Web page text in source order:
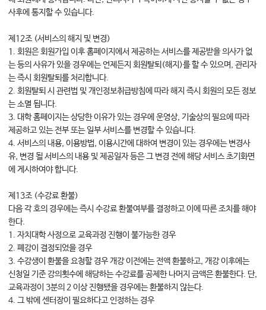
사후에 통지할 수 있습니다.
제12조 (서비스의 해지 및 변경)
1. 회원은 회원가입 이후 홈페이지에서 제공하는 서비스를 제공받을 의사가 없
는 등의 사유가 있을 경우에는 언제든지 회원탈퇴(해지)를 할 수 있으며, 관리자
는 즉시 회원탈퇴를 처리합니다.
2. 회원탈퇴 시 관련법 및 개인정보취급방침에 따라 해지 즉시 회원의 모든 정보
는 소멸 됩니다.
3. 대학 홈페이지는 상당한 이유가 있는 경우에 운영상, 기술상의 필요에 따라
제공하고 있는 전부 또는 일부 서비스를 변경할 수 있습니다.
4. 서비스의 내용, 이용방법, 이용시간에 대하여 변경이 있는 경우에는 변경사
유, 변경 될 서비스의 내용 및 제공일자 등은 그 변경 전에 해당 서비스 초기화면
에 게시하여야 합니다.
제13조 (수강료 환불)
다음 각 호의 경우에는 즉시 수강료 환불여부를 결정하고 이에 따른 조치를 해야
한다.
1. 자치대학 사정으로 교육과정 진행이 불가능한 경우
2. 폐강이 결정되었을 경우
3. 수강생이 환불을 요청할 경우 개강 이전에는 전액 환불하고, 개강 이후에는
신청일 기준 강의횟수에 해당하는 수강료를 공제한 나머지 금액은 환불한다. 단,
교육과정이 3분의 2 이상 진행됐을 경우에는 환불하지 않는다.
4. 그 밖에 센터장이 필요하다고 인정하는 경우